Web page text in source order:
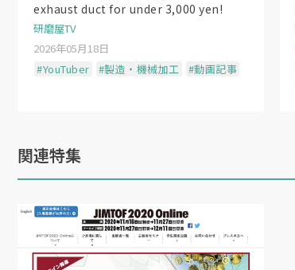
exhaust duct for under 3,000 yen!
研磨屋TV
2026年05月18日
#YouTuber
#製造・機械加工 #動画記事
関連特集